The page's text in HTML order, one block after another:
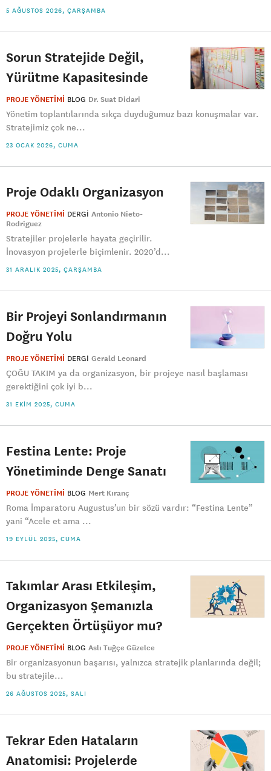
5 AĞUSTOS 2026, ÇARŞAMBA
Sorun Stratejide Değil,
Yürütme Kapasitesinde
PROJE YÖNETİMİ BLOG Dr. Suat Didari
Yönetim toplantılarında sıkça duyduğumuz bazı konuşmalar var.
Stratejimiz çok ne...
23 OCAK 2026, CUMA
Proje Odaklı Organizasyon
PROJE YÖNETİMİ DERGI Antonio Nieto-
Rodriguez
Stratejiler projelerle hayata geçirilir.
İnovasyon projelerle biçimlenir. 2020’d...
31 ARALIK 2025, ÇARŞAMBA
Bir Projeyi Sonlandırmanın
Doğru Yolu
PROJE YÖNETİMİ DERGI Gerald Leonard
ÇOĞU TAKIM ya da organizasyon, bir projeye nasıl başlaması
gerektiğini çok iyi b...
31 EKIM 2025, CUMA
Festina Lente: Proje
Yönetiminde Denge Sanatı
PROJE YÖNETİMİ BLOG Mert Kıranç
Roma İmparatoru Augustus’un bir sözü vardır: “Festina Lente”
yani “Acele et ama ...
19 EYLÜL 2025, CUMA
Takımlar Arası Etkileşim,
Organizasyon Şemanızla
Gerçekten Örtüşüyor mu?
PROJE YÖNETİMİ BLOG Aslı Tuğçe Güzelce
Bir organizasyonun başarısı, yalnızca stratejik planlarında değil;
bu stratejile...
26 AĞUSTOS 2025, SALI
Tekrar Eden Hataların
Anatomisi: Projelerde